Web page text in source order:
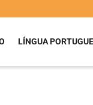
LÍNGUA